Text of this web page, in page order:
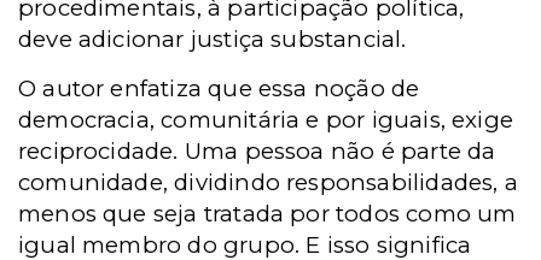
procedimentais, à participação política,
deve adicionar justiça substancial.
O autor enfatiza que essa noção de
democracia, comunitária e por iguais, exige
reciprocidade. Uma pessoa não é parte da
comunidade, dividindo responsabilidades, a
menos que seja tratada por todos como um
igual membro do grupo. E isso significa